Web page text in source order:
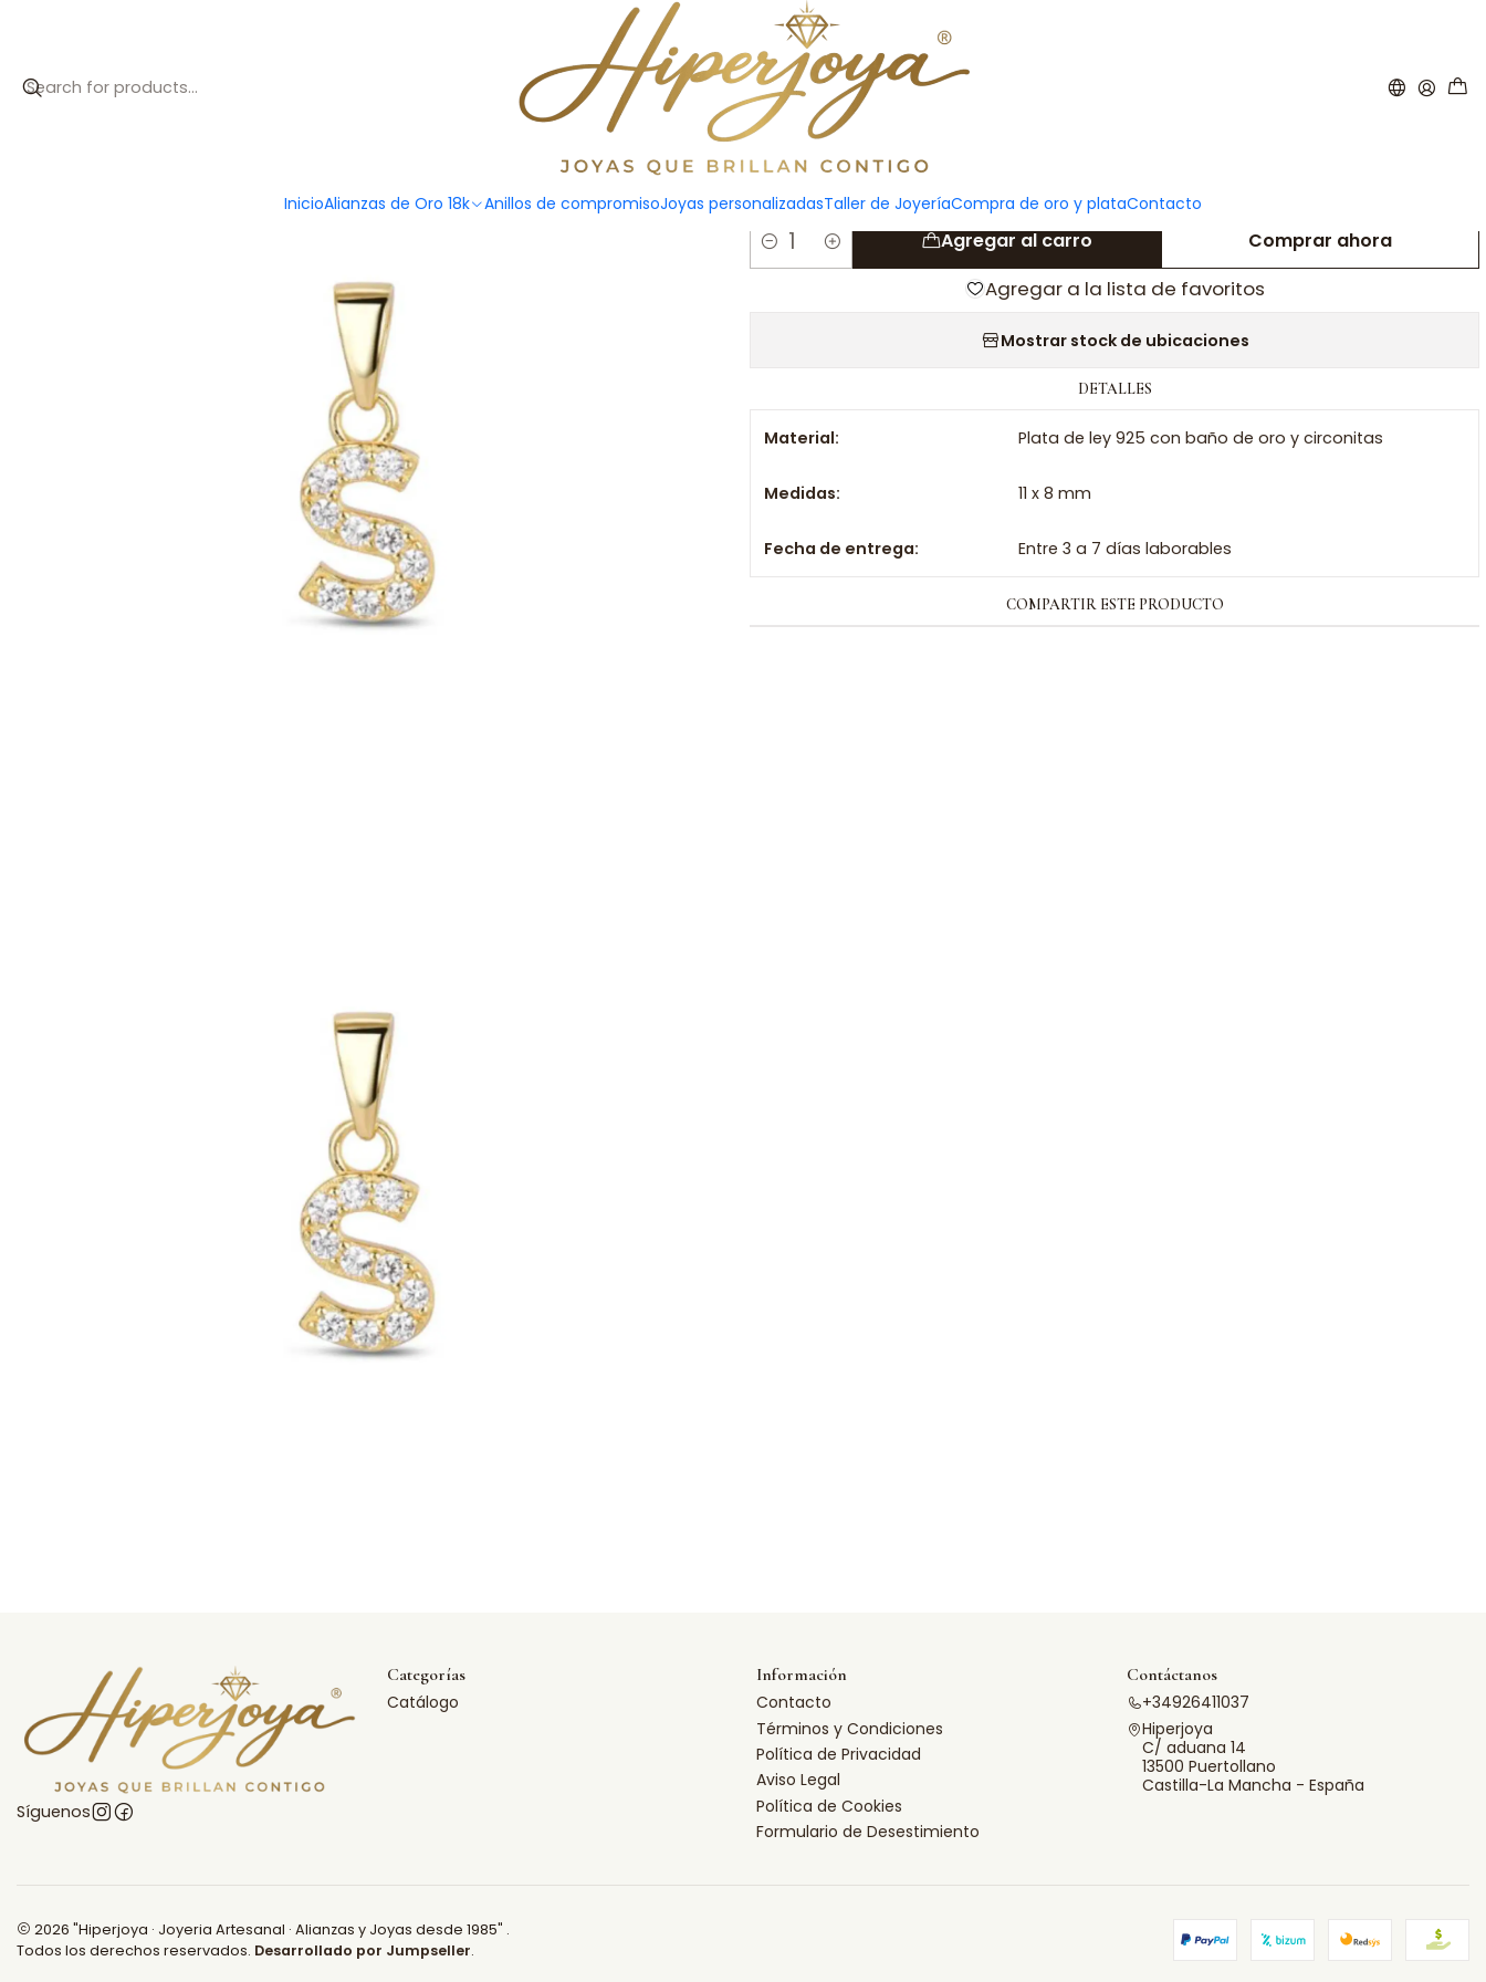
InicioAlianzas de Oro 18k Anillos de compromisoJoyas personalizadasTaller de JoyeríaCompra de oro y plataContacto
Colgante inicial S con baño de oro y
Cantidad
Agregar al carro Comprar ahora
Agregar a la lista de favoritos
Mostrar stock de ubicaciones
DETALLES
Material: Plata de ley 925 con baño de oro y circonitas
Medidas: 11 x 8 mm
Fecha de entrega: Entre 3 a 7 días laborables
COMPARTIR ESTE PRODUCTO
Síguenos
Categorías
Catálogo
Información
Contacto
Términos y Condiciones
Política de Privacidad
Aviso Legal
Política de Cookies
Formulario de Desestimiento
Contáctanos
+34926411037
Hiperjoya
C/ aduana 14
13500 Puertollano
Castilla-La Mancha - España
2026 "Hiperjoya · Joyeria Artesanal · Alianzas y Joyas desde 1985" .
Todos los derechos reservados. Desarrollado por Jumpseller.